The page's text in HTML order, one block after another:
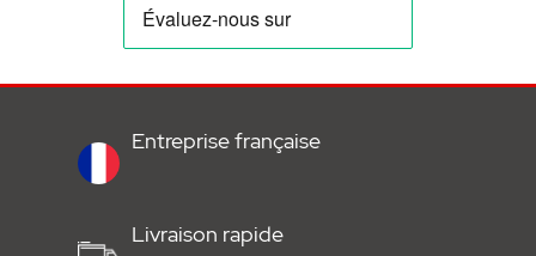
Entreprise française
Livraison rapide